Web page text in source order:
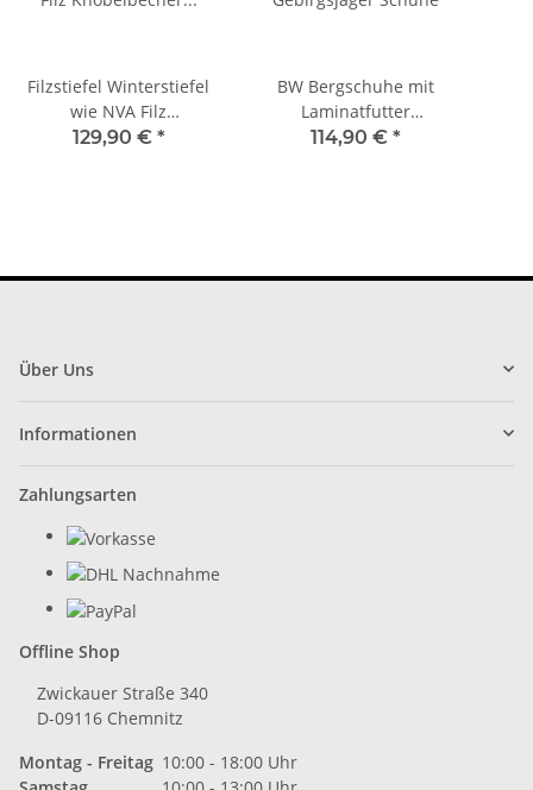
Filzstiefel Winterstiefel
wie NVA Filz
Knobelbecher Stiefel
129,90 € *
BW Bergschuhe mit
Laminatfutter
Gebirgsjäger Schuhe
114,90 € *
Über Uns
Informationen
Zahlungsarten
Offline Shop
Zwickauer Straße 340
D-09116 Chemnitz
Montag - Freitag 10:00 - 18:00 Uhr